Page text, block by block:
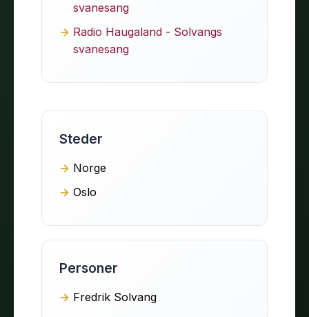
svanesang
Radio Haugaland - Solvangs
svanesang
Steder
Norge
Oslo
Personer
Fredrik Solvang